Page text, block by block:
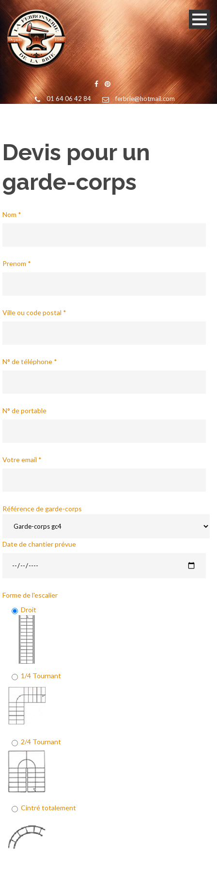
01 64 06 42 84 ferbrie@hotmail.com
Devis pour un
garde-corps
Nom *
Prenom *
Ville ou code postal *
N° de téléphone *
N° de portable
Votre email *
Référence de garde-corps
Date de chantier prévue
Forme de l'escalier
Droit
1/4 Tournant
2/4 Tournant
Cintré totalement